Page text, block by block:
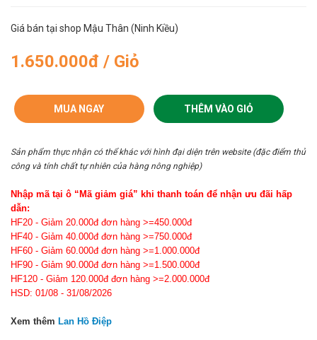
Giá bán tại shop Mậu Thân (Ninh Kiều)
1.650.000đ / Giỏ
MUA NGAY THÊM VÀO GIỎ
Sản phẩm thực nhận có thể khác với hình đại diện trên website (đặc điểm thủ
công và tính chất tự nhiên của hàng nông nghiệp)
Nhập mã tại ô “Mã giảm giá” khi thanh toán để nhận ưu đãi hấp
dẫn:
HF20 - Giảm 20.000đ đơn hàng >=450.000đ
HF40 - Giảm 40.000đ đơn hàng >=750.000đ
HF60 - Giảm 60.000đ đơn hàng >=1.000.000đ
HF90 - Giảm 90.000đ đơn hàng >=1.500.000đ
HF120 - Giảm 120.000đ đơn hàng >=2.000.000đ
HSD: 01/08 - 31/08/2026
Xem thêm Lan Hồ Điệp